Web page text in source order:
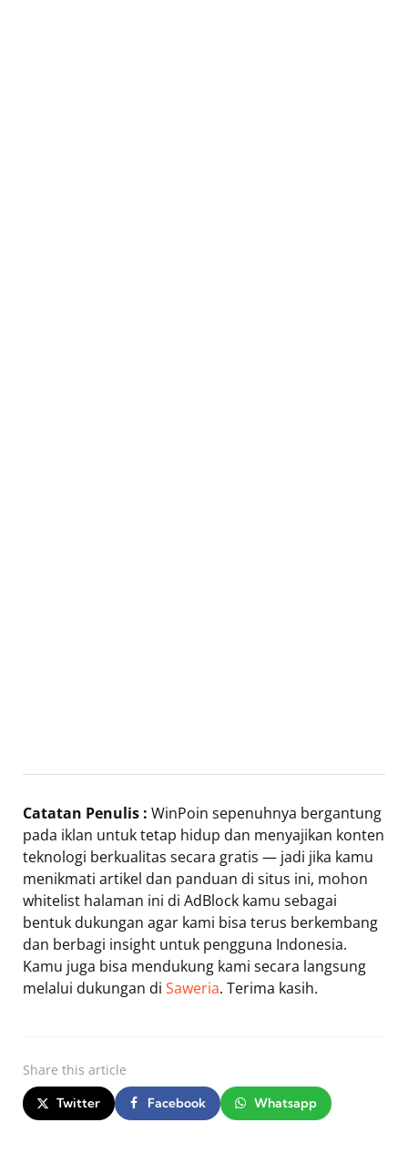
Catatan Penulis : WinPoin sepenuhnya bergantung
pada iklan untuk tetap hidup dan menyajikan konten
teknologi berkualitas secara gratis — jadi jika kamu
menikmati artikel dan panduan di situs ini, mohon
whitelist halaman ini di AdBlock kamu sebagai
bentuk dukungan agar kami bisa terus berkembang
dan berbagi insight untuk pengguna Indonesia.
Kamu juga bisa mendukung kami secara langsung
melalui dukungan di Saweria. Terima kasih.
Share this article
Twitter Facebook Whatsapp